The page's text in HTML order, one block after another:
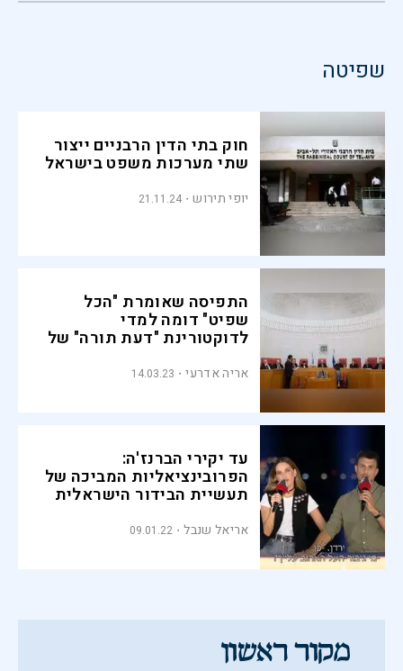
שפיטה
חוק בתי הדין הרבניים ייצור
שתי מערכות משפט בישראל
יופי תירוש 21.11.24
התפיסה שאומרת "הכל
שפיט" דומה למדי
לדוקטורינת "דעת תורה" של
אריה אדרעי 14.03.23
עד יקירי הברנז'ה:
הפרובינציאליות המביכה של
תעשיית הבידור הישראלית
אריאל שנבל 09.01.22